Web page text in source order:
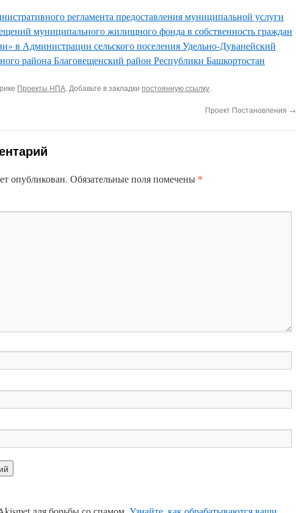
регламента предоставления муниципальной услуги
муниципального жилищного фонда в собственность граждан
в Администрации сельского поселения Удельно-Дуванейский
района Благовещенский район Республики Башкортостан
Проекты НПА. Добавьте в закладки постоянную ссылку.
Проект Постановления →
опубликован. Обязательные поля помечены *